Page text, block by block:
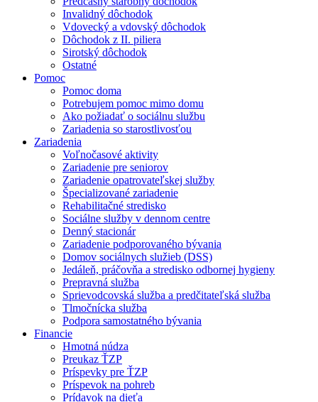
Invalidný dôchodok
Vdovecký a vdovský dôchodok
Dôchodok z II. piliera
Sirotský dôchodok
Ostatné
Pomoc
Pomoc doma
Potrebujem pomoc mimo domu
Ako požiadať o sociálnu službu
Zariadenia so starostlivosťou
Zariadenia
Voľnočasové aktivity
Zariadenie pre seniorov
Zariadenie opatrovateľskej služby
Špecializované zariadenie
Rehabilitačné stredisko
Sociálne služby v dennom centre
Denný stacionár
Zariadenie podporovaného bývania
Domov sociálnych služieb (DSS)
Jedáleň, práčovňa a stredisko odbornej hygieny
Prepravná služba
Sprievodcovská služba a predčitateľská služba
Tlmočnícka služba
Podpora samostatného bývania
Financie
Hmotná núdza
Preukaz ŤZP
Príspevky pre ŤZP
Príspevok na pohreb
Prídavok na dieťa